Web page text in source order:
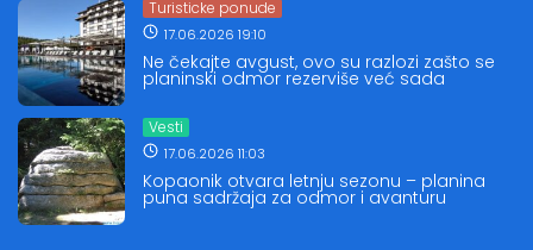
Turisticke ponude
17.06.2026 19:10
Ne čekajte avgust, ovo su razlozi zašto se
planinski odmor rezerviše već sada
Vesti
17.06.2026 11:03
Kopaonik otvara letnju sezonu – planina
puna sadržaja za odmor i avanturu